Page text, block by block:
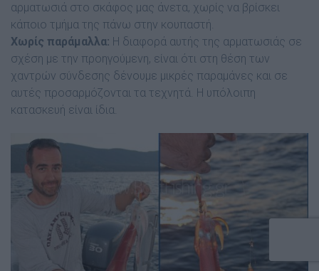
αρματωσιά στο σκάφος μας άνετα, χωρίς να βρίσκει
κάποιο τμήμα της πάνω στην κουπαστή.
Χωρίς παράμαλλα: Η διαφορά αυτής της αρματωσιάς σε
σχέση με την προηγούμενη, είναι ότι στη θέση των
χαντρών σύνδεσης δένουμε μικρές παραμάνες και σε
αυτές προσαρμόζονται τα τεχνητά. Η υπόλοιπη
κατασκευή είναι ίδια.